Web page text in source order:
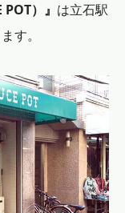
）』 は立石駅
す。